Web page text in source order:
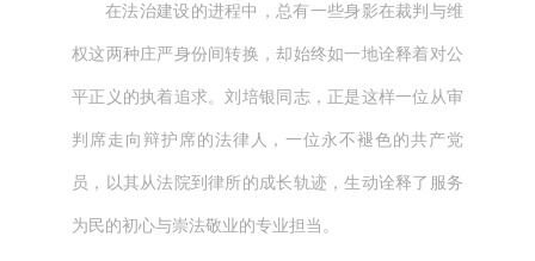
在法治建设的进程中，总有一些身影在裁判与维
权这两种庄严身份间转换，却始终如一地诠释着对公
平正义的执着追求。刘培银同志，正是这样一位从审
判席走向辩护席的法律人，一位永不褪色的共产党
员，以其从法院到律所的成长轨迹，生动诠释了服务
为民的初心与崇法敬业的专业担当。